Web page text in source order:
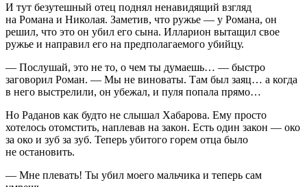
И тут безутешный отец поднял ненавидящий взгляд
на Романа и Николая. Заметив, что ружье — у Романа, он
решил, что это он убил его сына. Илларион вытащил свое
ружье и направил его на предполагаемого убийцу.
— Послушай, это не то, о чем ты думаешь… — быстро
заговорил Роман. — Мы не виноваты. Там был заяц… а когда
в него выстрелили, он убежал, и пуля попала прямо…
Но Раданов как будто не слышал Хабарова. Ему просто
хотелось отомстить, наплевав на закон. Есть один закон — око
за око и зуб за зуб. Теперь убитого горем отца было
не остановить.
— Мне плевать! Ты убил моего мальчика и теперь сам